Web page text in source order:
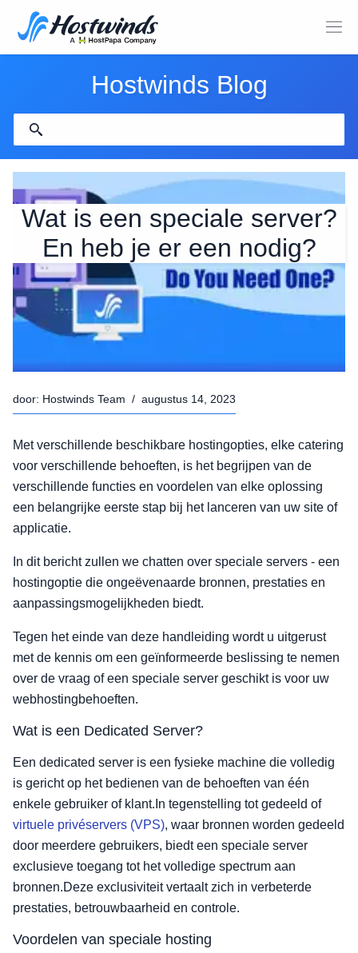
Hostwinds Blog
Wat is een speciale server?
En heb je er een nodig?
door: Hostwinds Team / augustus 14, 2023
Met verschillende beschikbare hostingopties, elke catering
voor verschillende behoeften, is het begrijpen van de
verschillende functies en voordelen van elke oplossing
een belangrijke eerste stap bij het lanceren van uw site of
applicatie.
In dit bericht zullen we chatten over speciale servers - een
hostingoptie die ongeëvenaarde bronnen, prestaties en
aanpassingsmogelijkheden biedt.
Tegen het einde van deze handleiding wordt u uitgerust
met de kennis om een geïnformeerde beslissing te nemen
over de vraag of een speciale server geschikt is voor uw
webhostingbehoeften.
Wat is een Dedicated Server?
Een dedicated server is een fysieke machine die volledig
is gericht op het bedienen van de behoeften van één
enkele gebruiker of klant.In tegenstelling tot gedeeld of
virtuele privéservers (VPS), waar bronnen worden gedeeld
door meerdere gebruikers, biedt een speciale server
exclusieve toegang tot het volledige spectrum aan
bronnen.Deze exclusiviteit vertaalt zich in verbeterde
prestaties, betrouwbaarheid en controle.
Voordelen van speciale hosting